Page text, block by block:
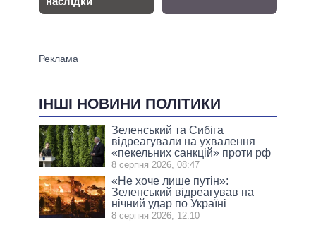
ІНШІ НОВИНИ ПОЛІТИКИ
Зеленський та Сибіга
відреагували на ухвалення
«пекельних санкцій» проти рф
8 серпня 2026, 08:47
«Не хоче лише путін»:
Зеленський відреагував на
нічний удар по Україні
8 серпня 2026, 12:10